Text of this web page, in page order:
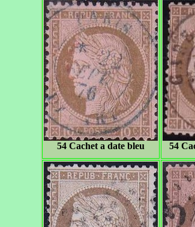
54 Cachet a date bleu 54